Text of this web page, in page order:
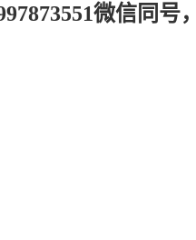
微信同号